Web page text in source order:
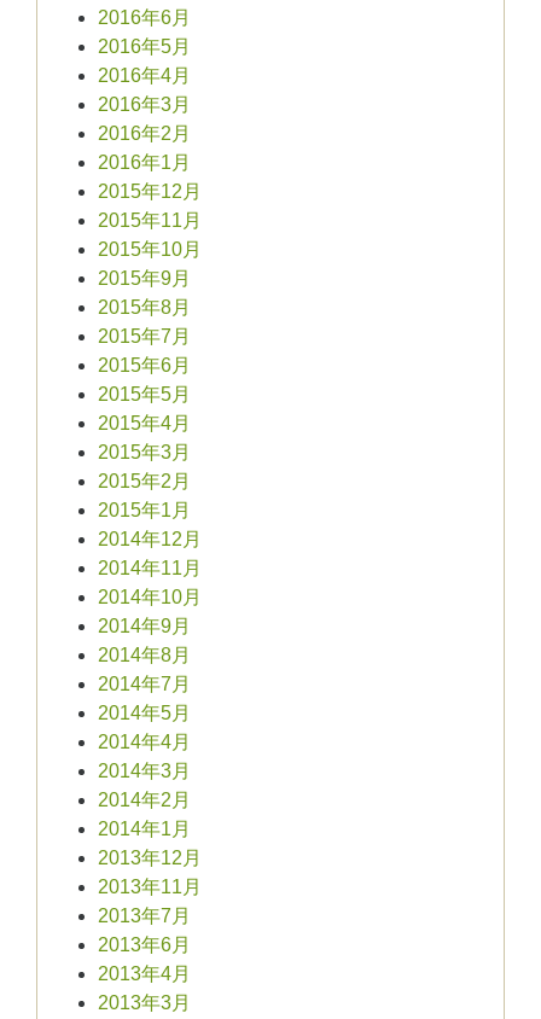
2016年6月
2016年5月
2016年4月
2016年3月
2016年2月
2016年1月
2015年12月
2015年11月
2015年10月
2015年9月
2015年8月
2015年7月
2015年6月
2015年5月
2015年4月
2015年3月
2015年2月
2015年1月
2014年12月
2014年11月
2014年10月
2014年9月
2014年8月
2014年7月
2014年5月
2014年4月
2014年3月
2014年2月
2014年1月
2013年12月
2013年11月
2013年7月
2013年6月
2013年4月
2013年3月